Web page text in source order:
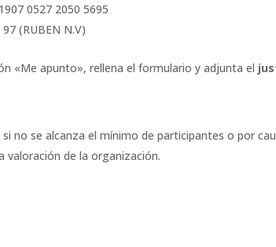
0527 2050 5695
(RUBEN N.V)
«Me apunto», rellena el formulario y adjunta el
si no se alcanza el mínimo de participantes o por
valoración de la organización.